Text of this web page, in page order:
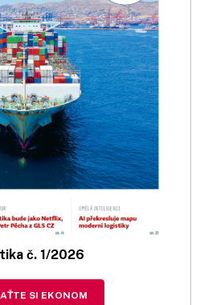
č. 1/2026
SI EKONOM